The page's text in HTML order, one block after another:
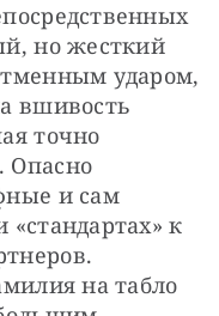
но жесткий
ударом,
вшивость
точно
Опасно
и сам
к
на табло